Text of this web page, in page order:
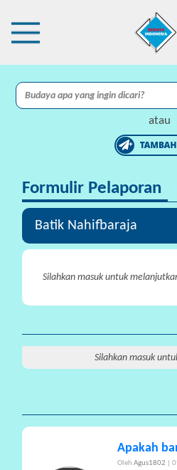
atau
I
P
r
o
k
i
S
Formulir Pelaporan
Batik Nahifbaraja
Silahkan masuk untuk
Silahkan masuk
Apakah
Oleh Agus1802
|